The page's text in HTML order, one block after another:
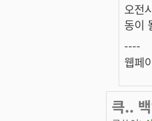
오전
동이
----
웹페
큭..